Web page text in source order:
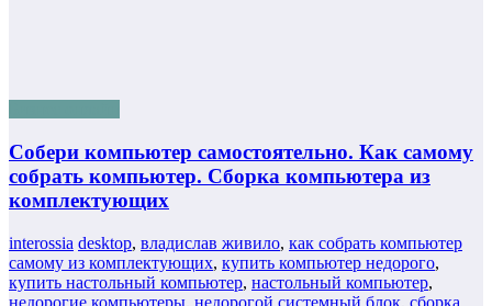
Собери компьютер самостоятельно. Как самому
собрать компьютер. Сборка компьютера из
комплектующих
interossia desktop, владислав живило, как собрать компьютер
самому из комплектующих, купить компьютер недорого,
купить настольный компьютер, настольный компьютер,
недорогие компьютеры, недорогой системный блок, сборка